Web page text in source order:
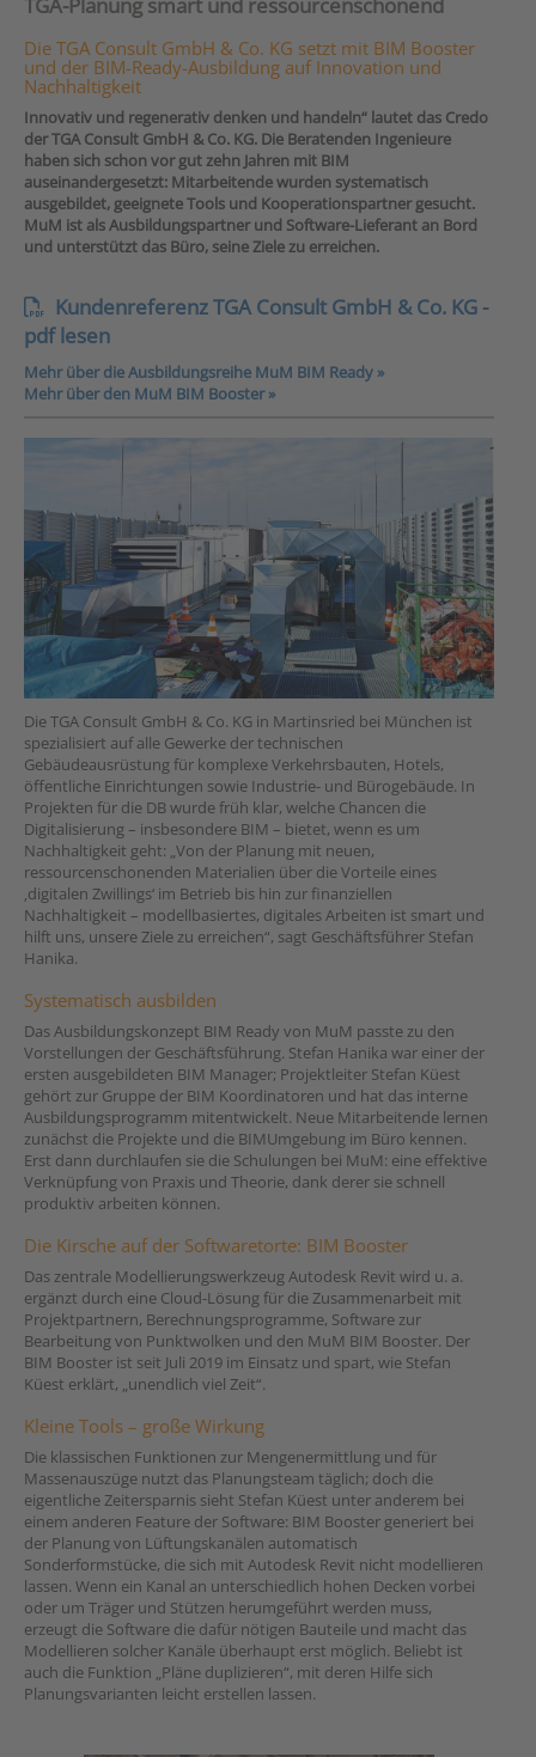
TGA-Planung smart und ressourcenschonend
Die TGA Consult GmbH & Co. KG setzt mit BIM Booster
und der BIM-Ready-Ausbildung auf Innovation und
Nachhaltigkeit
Innovativ und regenerativ denken und handeln“ lautet das Credo
der TGA Consult GmbH & Co. KG. Die Beratenden Ingenieure
haben sich schon vor gut zehn Jahren mit BIM
auseinandergesetzt: Mitarbeitende wurden systematisch
ausgebildet, geeignete Tools und Kooperationspartner gesucht.
MuM ist als Ausbildungspartner und Software-Lieferant an Bord
und unterstützt das Büro, seine Ziele zu erreichen.
Kundenreferenz TGA Consult GmbH & Co. KG -
pdf lesen
Mehr über die Ausbildungsreihe MuM BIM Ready »
Mehr über den MuM BIM Booster »
Die TGA Consult GmbH & Co. KG in Martinsried bei München ist
spezialisiert auf alle Gewerke der technischen
Gebäudeausrüstung für komplexe Verkehrsbauten, Hotels,
öffentliche Einrichtungen sowie Industrie- und Bürogebäude. In
Projekten für die DB wurde früh klar, welche Chancen die
Digitalisierung – insbesondere BIM – bietet, wenn es um
Nachhaltigkeit geht: „Von der Planung mit neuen,
ressourcenschonenden Materialien über die Vorteile eines
‚digitalen Zwillings‘ im Betrieb bis hin zur finanziellen
Nachhaltigkeit – modellbasiertes, digitales Arbeiten ist smart und
hilft uns, unsere Ziele zu erreichen“, sagt Geschäftsführer Stefan
Hanika.
Systematisch ausbilden
Das Ausbildungskonzept BIM Ready von MuM passte zu den
Vorstellungen der Geschäftsführung. Stefan Hanika war einer der
ersten ausgebildeten BIM Manager; Projektleiter Stefan Küest
gehört zur Gruppe der BIM Koordinatoren und hat das interne
Ausbildungsprogramm mitentwickelt. Neue Mitarbeitende lernen
zunächst die Projekte und die BIMUmgebung im Büro kennen.
Erst dann durchlaufen sie die Schulungen bei MuM: eine effektive
Verknüpfung von Praxis und Theorie, dank derer sie schnell
produktiv arbeiten können.
Die Kirsche auf der Softwaretorte: BIM Booster
Das zentrale Modellierungswerkzeug Autodesk Revit wird u. a.
ergänzt durch eine Cloud-Lösung für die Zusammenarbeit mit
Projektpartnern, Berechnungsprogramme, Software zur
Bearbeitung von Punktwolken und den MuM BIM Booster. Der
BIM Booster ist seit Juli 2019 im Einsatz und spart, wie Stefan
Küest erklärt, „unendlich viel Zeit“.
Kleine Tools – große Wirkung
Die klassischen Funktionen zur Mengenermittlung und für
Massenauszüge nutzt das Planungsteam täglich; doch die
eigentliche Zeitersparnis sieht Stefan Küest unter anderem bei
einem anderen Feature der Software: BIM Booster generiert bei
der Planung von Lüftungskanälen automatisch
Sonderformstücke, die sich mit Autodesk Revit nicht modellieren
lassen. Wenn ein Kanal an unterschiedlich hohen Decken vorbei
oder um Träger und Stützen herumgeführt werden muss,
erzeugt die Software die dafür nötigen Bauteile und macht das
Modellieren solcher Kanäle überhaupt erst möglich. Beliebt ist
auch die Funktion „Pläne duplizieren“, mit deren Hilfe sich
Planungsvarianten leicht erstellen lassen.